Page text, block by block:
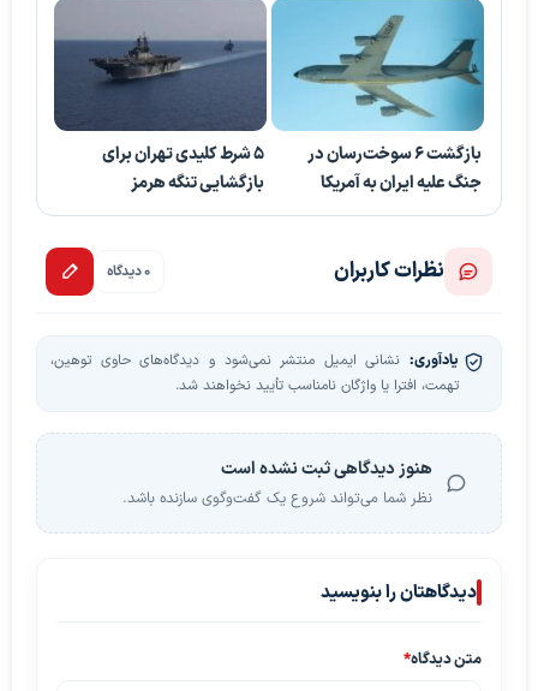
بازگشت ۶ سوخت‌رسان در
جنگ علیه ایران به آمریکا
5 شرط کلیدی تهران برای
بازگشایی تنگه هرمز
نظرات کاربران 0 دیدگاه
یادآوری: نشانی ایمیل منتشر نمی‌شود و دیدگاه‌های حاوی توهین،
تهمت، افترا یا واژگان نامناسب تأیید نخواهند شد.
هنوز دیدگاهی ثبت نشده است
نظر شما می‌تواند شروع یک گفت‌وگوی سازنده باشد.
دیدگاهتان را بنویسید
متن دیدگاه*